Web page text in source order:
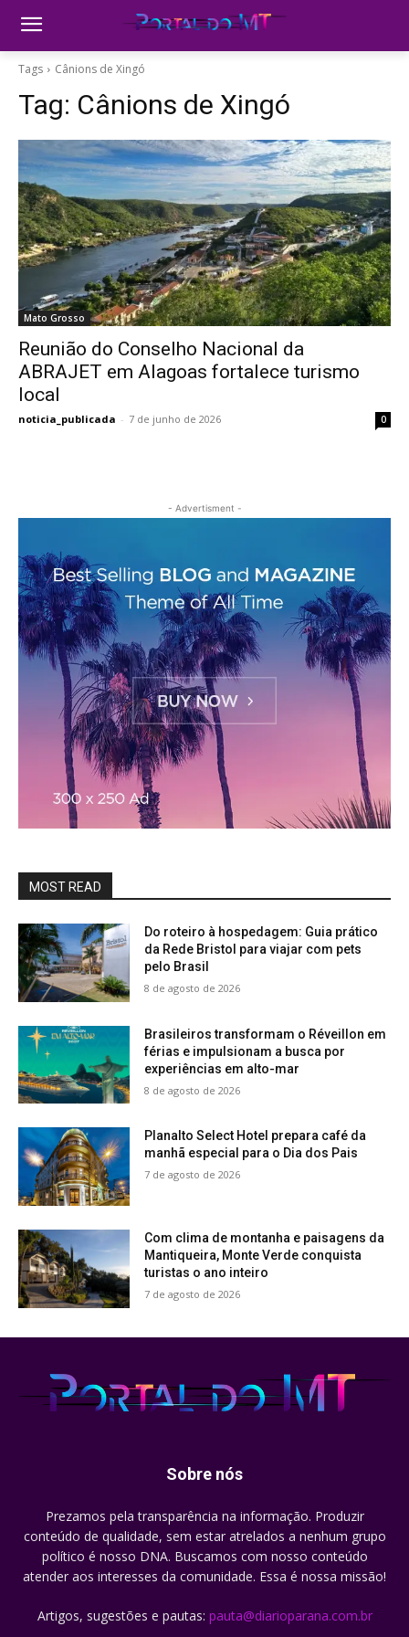
Tags Cânions de Xingó
Tag: Cânions de Xingó
Mato Grosso
Reunião do Conselho Nacional da
ABRAJET em Alagoas fortalece turismo
local
noticia_publicada - 7 de junho de 2026 0
- Advertisment -
MOST READ
Do roteiro à hospedagem: Guia prático
da Rede Bristol para viajar com pets
pelo Brasil
8 de agosto de 2026
Brasileiros transformam o Réveillon em
férias e impulsionam a busca por
experiências em alto-mar
8 de agosto de 2026
Planalto Select Hotel prepara café da
manhã especial para o Dia dos Pais
7 de agosto de 2026
Com clima de montanha e paisagens da
Mantiqueira, Monte Verde conquista
turistas o ano inteiro
7 de agosto de 2026
Sobre nós
Prezamos pela transparência na informação. Produzir
conteúdo de qualidade, sem estar atrelados a nenhum grupo
político é nosso DNA. Buscamos com nosso conteúdo
atender aos interesses da comunidade. Essa é nossa missão!
Artigos, sugestões e pautas: pauta@diarioparana.com.br